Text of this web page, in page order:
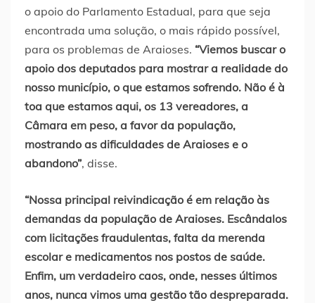
o apoio do Parlamento Estadual, para que seja
encontrada uma solução, o mais rápido possível,
para os problemas de Araioses. “Viemos buscar o
apoio dos deputados para mostrar a realidade do
nosso município, o que estamos sofrendo. Não é à
toa que estamos aqui, os 13 vereadores, a
Câmara em peso, a favor da população,
mostrando as dificuldades de Araioses e o
abandono”, disse.
“Nossa principal reivindicação é em relação às
demandas da população de Araioses. Escândalos
com licitações fraudulentas, falta da merenda
escolar e medicamentos nos postos de saúde.
Enfim, um verdadeiro caos, onde, nesses últimos
anos, nunca vimos uma gestão tão despreparada.